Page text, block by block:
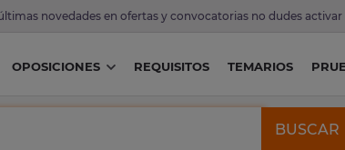
novedades en ofertas y convocatorias no dudes activar
OPOSICIONES REQUISITOS TEMARIOS
BUSCAR